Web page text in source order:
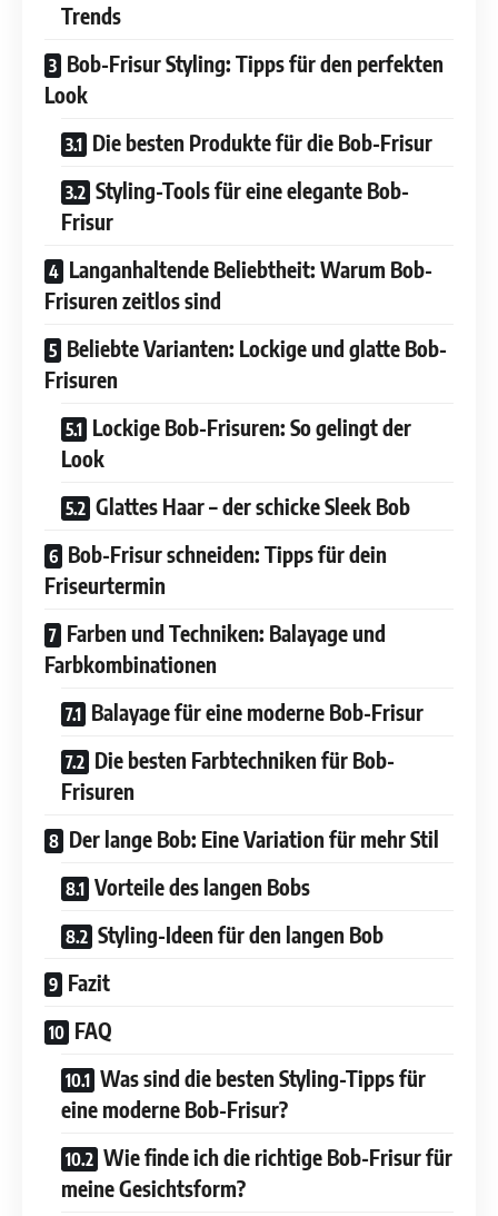
Trends
Bob-Frisur Styling: Tipps für den perfekten
Look
Die besten Produkte für die Bob-Frisur
Styling-Tools für eine elegante Bob-
Frisur
Langanhaltende Beliebtheit: Warum Bob-
Frisuren zeitlos sind
Beliebte Varianten: Lockige und glatte Bob-
Frisuren
Lockige Bob-Frisuren: So gelingt der
Look
Glattes Haar – der schicke Sleek Bob
Bob-Frisur schneiden: Tipps für dein
Friseurtermin
Farben und Techniken: Balayage und
Farbkombinationen
Balayage für eine moderne Bob-Frisur
Die besten Farbtechniken für Bob-
Frisuren
Der lange Bob: Eine Variation für mehr Stil
Vorteile des langen Bobs
Styling-Ideen für den langen Bob
Fazit
FAQ
Was sind die besten Styling-Tipps für
eine moderne Bob-Frisur?
Wie finde ich die richtige Bob-Frisur für
meine Gesichtsform?